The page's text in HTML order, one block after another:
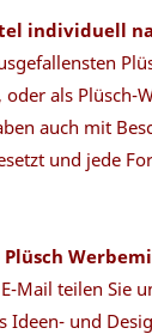
individuell
als
auch mit
und jede
Mail teilen Sie
und